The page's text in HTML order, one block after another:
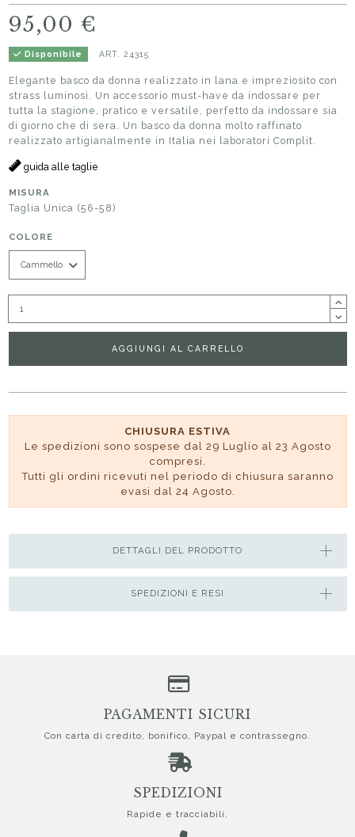
95,00 €
Disponibile ART. 24315
Elegante basco da donna realizzato in lana e impreziosito con
strass luminosi. Un accessorio must-have da indossare per
tutta la stagione, pratico e versatile, perfetto da indossare sia
di giorno che di sera. Un basco da donna molto raffinato
realizzato artigianalmente in Italia nei laboratori Complit.
guida alle taglie
MISURA
Taglia Unica (56-58)
COLORE
AGGIUNGI AL CARRELLO
CHIUSURA ESTIVA
Le spedizioni sono sospese dal 29 Luglio al 23 Agosto
compresi.
Tutti gli ordini ricevuti nel periodo di chiusura saranno
evasi dal 24 Agosto.
SPEDIZIONI E RESI
DETTAGLI DEL PRODOTTO
PAGAMENTI SICURI
Con carta di credito, bonifico, Paypal e contrassegno.
SPEDIZIONI
Rapide e tracciabili.